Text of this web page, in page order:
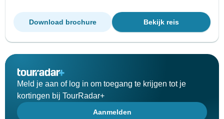
Bekijk reis
Download brochure
Meld je aan of log in om toegang te krijgen tot je
kortingen bij TourRadar+
Aanmelden